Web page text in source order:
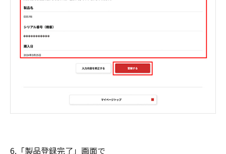
6.「製品登録完了」画面で